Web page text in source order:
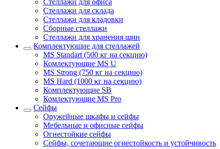
Стеллажи для склада
Стеллажи для кладовки
Сборные стеллажи
Стеллажи для хранения шин
Комплектующие для стеллажей
MS Standart (500 кг на секцию)
Комлектующие MS U
MS Strong (750 кг на секцию)
MS Hard (1000 кг на секцию)
Комплектующие SB
Комлектующие MS Pro
Сейфы
Оружейные шкафы и сейфы
Мебельные и офисные сейфы
Огнестойкие сейфы
Сейфы, сочетающие огнестойкость и устойчивость